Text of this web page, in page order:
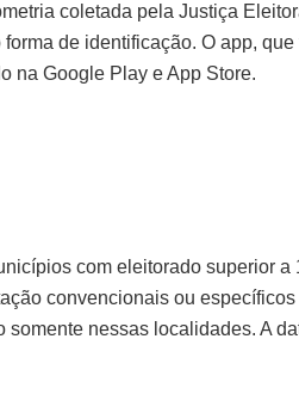
coletada pela Justiça
de identificação. O app,
na Google Play e App Store.
com eleitorado superior a
convencionais ou
somente nessas localidades. A